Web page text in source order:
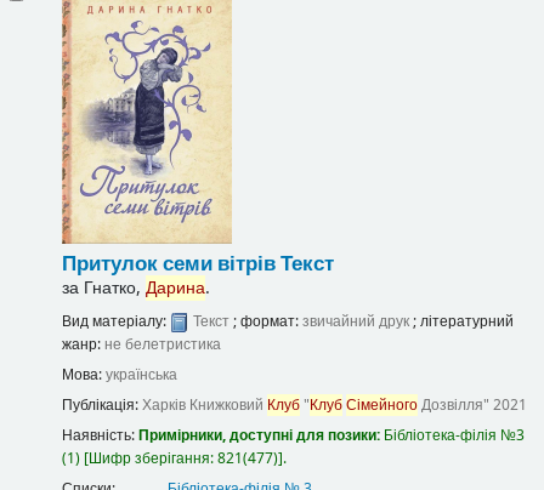
Притулок семи вітрівТекст
за Гнатко, Дарина.
Вид матеріалу: Текст; формат:звичайний друк; літературний
жанр: не белетристика
Мова:українська
Публікація:Харків Книжковий Клуб"КлубСімейногоДозвілля" 2021
Наявність:Примірники, доступні для позики: Бібліотека-філія №3
(1) Шифр зберігання:821(477) .